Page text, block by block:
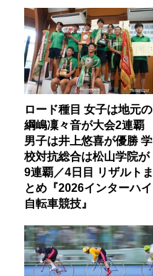
ロード種目 女子は地元の
綱嶋凜々音が大会2連覇
男子は井上悠喜が優勝 学
校対抗総合は松山学院が
9連覇／4日目 リザルトま
とめ『2026インターハイ
自転車競技』